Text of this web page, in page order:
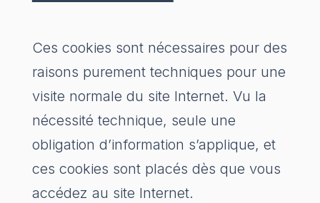
Ces cookies sont nécessaires pour des
raisons purement techniques pour une
visite normale du site Internet. Vu la
nécessité technique, seule une
obligation d’information s’applique, et
ces cookies sont placés dès que vous
accédez au site Internet.